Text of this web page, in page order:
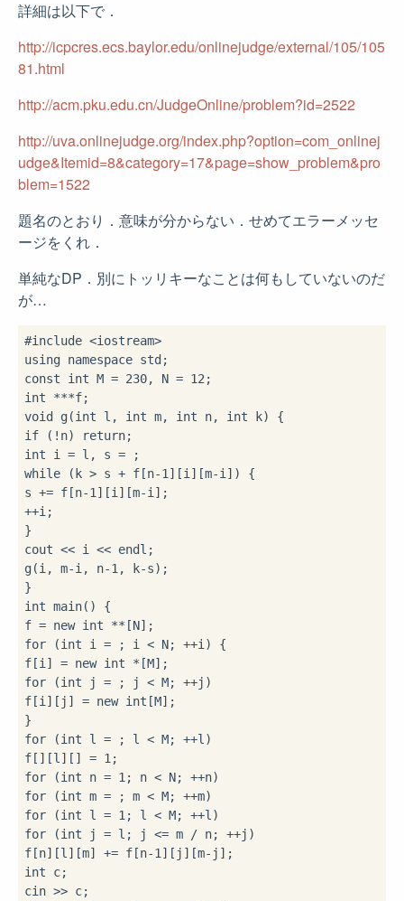
詳細は以下で．
http://icpcres.ecs.baylor.edu/onlinejudge/external/105/105
81.html
http://acm.pku.edu.cn/JudgeOnline/problem?id=2522
http://uva.onlinejudge.org/index.php?option=com_onlinej
udge&Itemid=8&category=17&page=show_problem&pro
blem=1522
題名のとおり．意味が分からない．せめてエラーメッセ
ージをくれ．
単純なDP．別にトッリキーなことは何もしていないのだ
が…
#include <iostream>
using namespace
const
int M = 230, N = 12
int
void
g(int l, int m, int n, int
if (!n) return
int i = l, s =
while (k > s + f[n-1 ][i][m-i]) {
s += f[n-1 ][i][m-i];
++i;
}
cout << i << endl;
g(i, m-i, n-1 , k-s);
int main() {
f = new int
for (int i =
; i < N; ++i) {
f[i] = new int
for (int j =
; j < M; ++j)
f[i][j] = new int [M];
for (int l =
; l < M; ++l)
f[ ][l][ ] = 1
for (int n = 1
for (int m =
for (int l = 1
for (int j = l; j <= m / n; ++j)
f[n][l][m] += f[n-1
int c;